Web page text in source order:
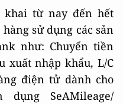
khai từ nay đến hết
sử dụng các sản
như: Chuyển tiền
xuất nhập khẩu, L/C
điện tử dành cho
SeAMileage/